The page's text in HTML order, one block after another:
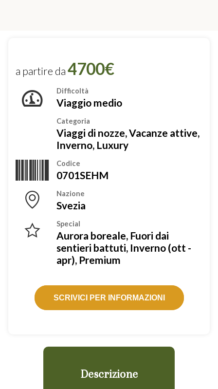
a partire da 4700€
Difficoltà
Viaggio medio
Categoria
Viaggi di nozze, Vacanze attive,
Inverno, Luxury
Codice
0701SEHM
Nazione
Svezia
Special
Aurora boreale, Fuori dai
sentieri battuti, Inverno (ott -
apr), Premium
SCRIVICI PER INFORMAZIONI
Descrizione